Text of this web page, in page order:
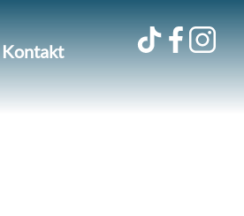
Kontakt